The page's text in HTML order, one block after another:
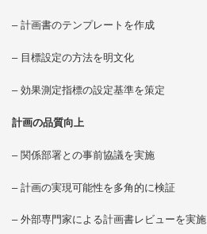
– 計画書のテンプレートを作成
– 目標設定の方法を明文化
– 効果測定指標の設定基準を策定
計画の品質向上
– 関係部署との事前協議を実施
– 計画の実現可能性を多角的に検証
– 外部専門家による計画書レビューを実施